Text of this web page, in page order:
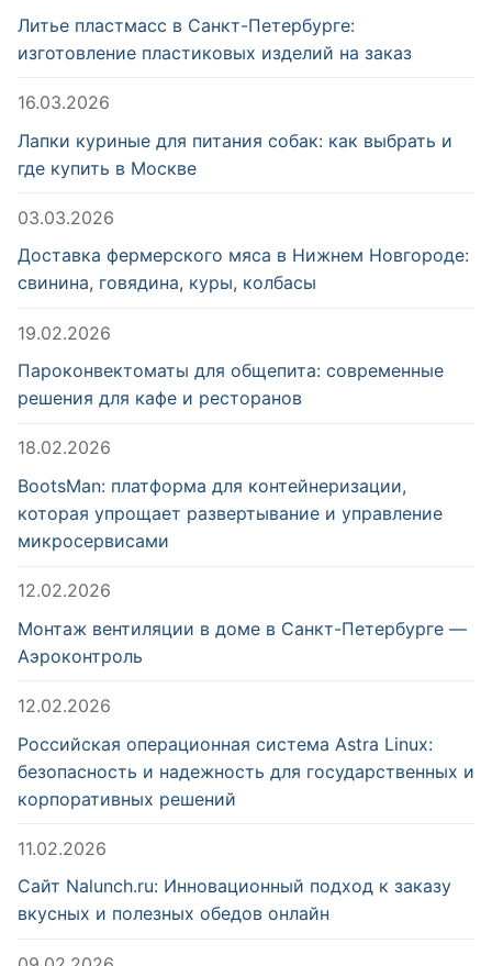
Литье пластмасс в Санкт-Петербурге:
изготовление пластиковых изделий на заказ
16.03.2026
Лапки куриные для питания собак: как выбрать и
где купить в Москве
03.03.2026
Доставка фермерского мяса в Нижнем Новгороде:
свинина, говядина, куры, колбасы
19.02.2026
Пароконвектоматы для общепита: современные
решения для кафе и ресторанов
18.02.2026
BootsMan: платформа для контейнеризации,
которая упрощает развертывание и управление
микросервисами
12.02.2026
Монтаж вентиляции в доме в Санкт-Петербурге —
Аэроконтроль
12.02.2026
Российская операционная система Astra Linux:
безопасность и надежность для государственных и
корпоративных решений
11.02.2026
Сайт Nalunch.ru: Инновационный подход к заказу
вкусных и полезных обедов онлайн